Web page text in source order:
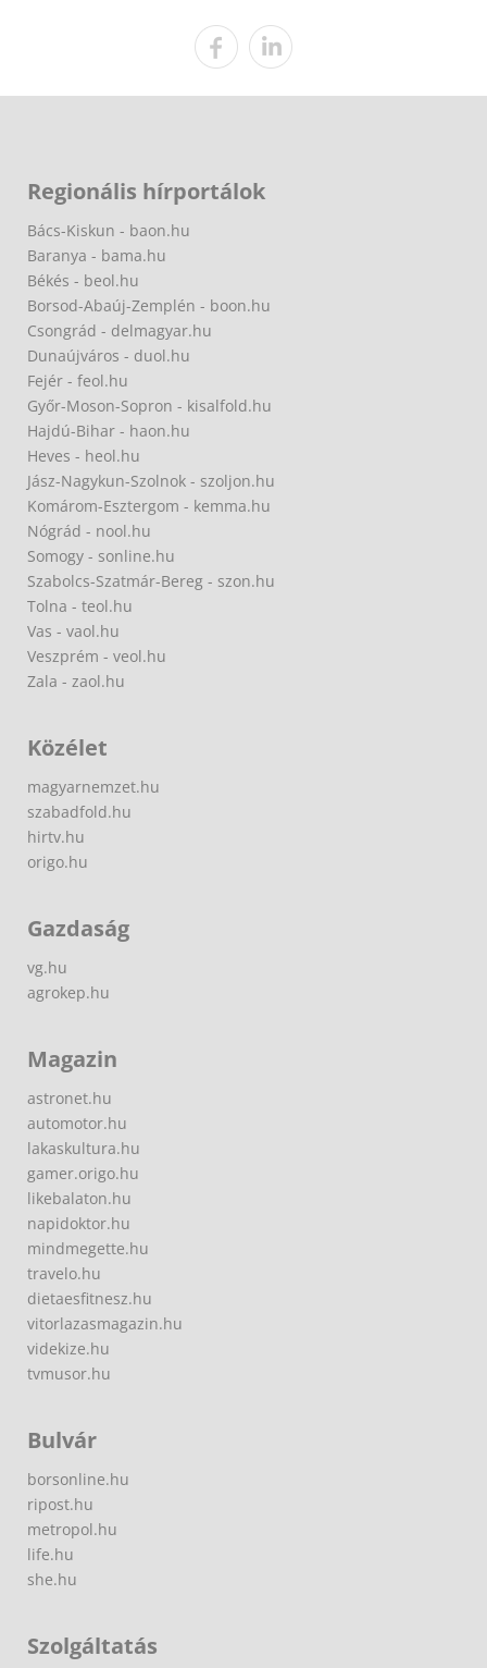
Regionális hírportálok
Bács-Kiskun - baon.hu
Baranya - bama.hu
Békés - beol.hu
Borsod-Abaúj-Zemplén - boon.hu
Csongrád - delmagyar.hu
Dunaújváros - duol.hu
Fejér - feol.hu
Győr-Moson-Sopron - kisalfold.hu
Hajdú-Bihar - haon.hu
Heves - heol.hu
Jász-Nagykun-Szolnok - szoljon.hu
Komárom-Esztergom - kemma.hu
Nógrád - nool.hu
Somogy - sonline.hu
Szabolcs-Szatmár-Bereg - szon.hu
Tolna - teol.hu
Vas - vaol.hu
Veszprém - veol.hu
Zala - zaol.hu
Közélet
magyarnemzet.hu
szabadfold.hu
hirtv.hu
origo.hu
Gazdaság
vg.hu
agrokep.hu
Magazin
astronet.hu
automotor.hu
lakaskultura.hu
gamer.origo.hu
likebalaton.hu
napidoktor.hu
mindmegette.hu
travelo.hu
dietaesfitnesz.hu
vitorlazasmagazin.hu
videkize.hu
tvmusor.hu
Bulvár
borsonline.hu
ripost.hu
metropol.hu
life.hu
she.hu
Szolgáltatás